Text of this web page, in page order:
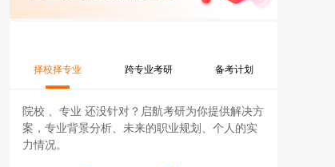
择校择专业 跨专业考研 备考计划
院校 、专业 还没针对？启航考研为你提供解决方
案，专业背景分析、未来的职业规划、个人的实
力情况。